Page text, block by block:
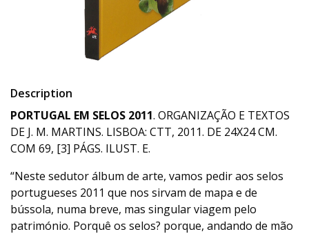
Description
PORTUGAL EM SELOS 2011. ORGANIZAÇÃO E TEXTOS
DE J. M. MARTINS. LISBOA: CTT, 2011. DE 24X24 CM.
COM 69, [3] PÁGS. ILUST. E.
“Neste sedutor álbum de arte, vamos pedir aos selos
portugueses 2011 que nos sirvam de mapa e de
bússola, numa breve, mas singular viagem pelo
património. Porquê os selos? porque, andando de mão